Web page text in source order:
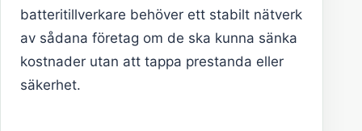
batteritillverkare behöver ett stabilt nätverk
av sådana företag om de ska kunna sänka
kostnader utan att tappa prestanda eller
säkerhet.